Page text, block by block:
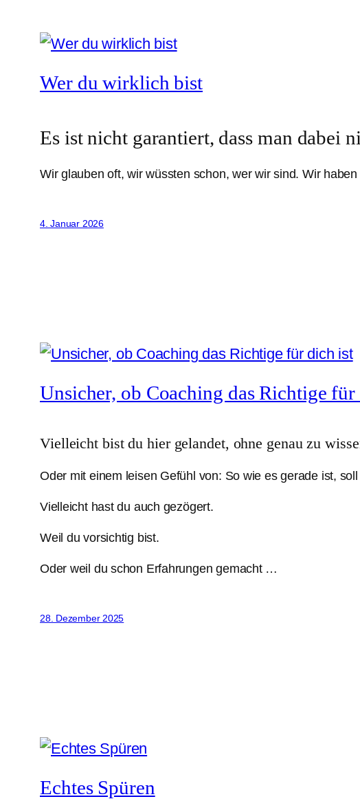
Wer du wirklich bist
Es ist nicht garantiert, dass man dabei
Wir glauben oft, wir wüssten schon, wer wir sind. Wir
4. Januar 2026
Unsicher, ob Coaching das Richtige
Vielleicht bist du hier gelandet, ohne genau zu
Oder mit einem leisen Gefühl von: So wie es gerade ist,
Vielleicht hast du auch gezögert.
Weil du vorsichtig bist.
Oder weil du schon Erfahrungen gemacht …
28. Dezember 2025
Echtes Spüren